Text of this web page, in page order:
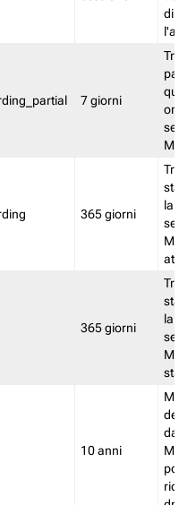
7 giorni
365 giorni
stata
la
365 giorni
stata
la
stato
10 anni
delle